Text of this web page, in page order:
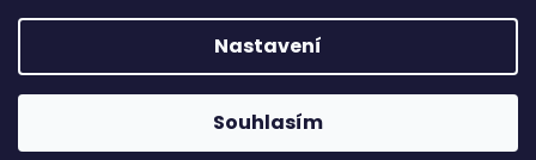
Nastavení
Souhlasím
Copyright 2026Klenoty Teplice. Všechna práva
vyhrazena.